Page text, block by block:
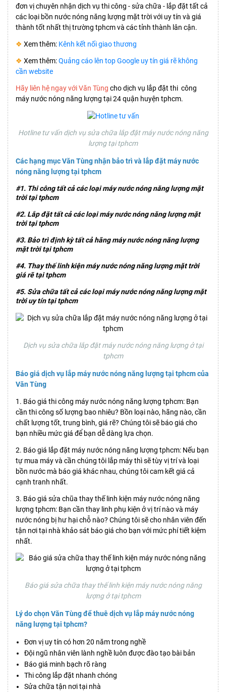
đơn vị chuyên nhận dịch vụ thi công - sửa chữa - lắp đặt tất cả
các loại bồn nước nóng năng lượng mặt trời với uy tín và giá
thành tốt nhất thị trường tphcm và các tỉnh thành lân cận.
❖ Xem thêm: Kênh kết nối giao thương
❖ Xem thêm:Quảng cáo lên top Google uy tín giá rẽ không
cần website
Hãy liên hệ ngay với Văn Tùng cho dịch vụ lắp đặt thi công
máy nước nóng năng lượng tại 24 quận huyện tphcm.
Hotline tư vấn dịch vụ sửa chữa lắp đặt máy nước nóng năng
lượng tại tphcm
Các hạng mục Văn Tùng nhận bảo trì và lắp đặt máy nước
nóng năng lượng tại tphcm
#1. Thi công tất cả các loại máy nước nóng năng lượng mặt
trời tại tphcm
#2. Lắp đặt tất cả các loại máy nước nóng năng lượng mặt
trời tại tphcm
#3. Bảo trì định kỳ tất cả hãng máy nước nóng năng lượng
mặt trời tại tphcm
#4. Thay thế linh kiện máy nước nóng năng lượng mặt trời
giá rẽ tại tphcm
#5. Sửa chữa tất cả các loại máy nước nóng năng lượng mặt
trời uy tín tại tphcm
Dịch vụ sửa chữa lắp đặt máy nước nóng năng lượng ở tại
tphcm
Báo giá dịch vụ lắp máy nước nóng năng lượng tại tphcm của
Văn Tùng
1. Báo giá thi công máy nước nóng năng lượng tphcm: Bạn
cần thi công số lượng bao nhiêu? Bồn loại nào, hãng nào, cần
chất lượng tốt, trung bình, giá rẽ? Chúng tôi sẽ báo giá cho
bạn nhiều mức giá để bạn dễ dàng lựa chọn.
2. Báo giá lắp đặt máy nước nóng năng lượng tphcm: Nếu bạn
tự mua máy và cần chúng tôi lắp máy thì sẽ tùy vị trí và loại
bồn nước mà báo giá khác nhau, chúng tôi cam kết giá cả
cạnh tranh nhất.
3. Báo giá sửa chũa thay thế linh kiện máy nước nóng năng
lượng tphcm: Bạn cần thay linh phụ kiện ở vị trí nào và máy
nước nóng bị hư hại chỗ nào? Chúng tôi sẽ cho nhân viên đến
tận nơi tại nhà khảo sát báo giá cho bạn với mức phí tiết kiệm
nhất.
Báo giá sửa chữa thay thế linh kiện máy nước nóng năng
lượng ở tại tphcm
Lý do chọn Văn Tùng để thuê dịch vụ lắp máy nước nóng
năng lượng tại tphcm?
Đơn vị uy tín có hơn 20 năm trong nghề
Đội ngũ nhân viên lành nghề luôn được đào tạo bài bản
Báo giá minh bạch rõ ràng
Thi công lắp đặt nhanh chóng
Sửa chữa tận nơi tại nhà